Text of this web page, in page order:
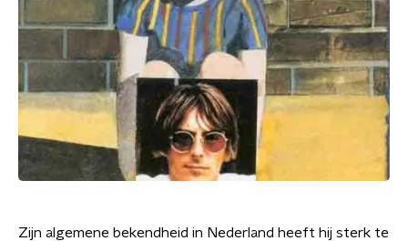
Zijn algemene bekendheid in Nederland heeft hij sterk te